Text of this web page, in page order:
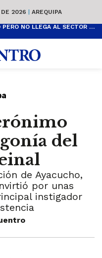
DE 2026 | AREQUIPA
PERÚ PRODUCE MÁS CONOCIMIENTO PERO NO LLEGA AL SECTOR PRODUCTIVO
del
de Ayacucho,
por unas
instigador